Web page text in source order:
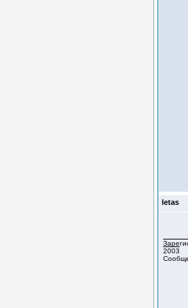
letas
2003